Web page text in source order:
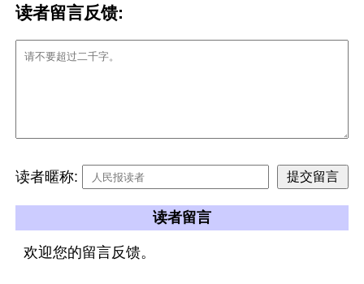
读者留言反馈:
读者暱称:
读者留言
欢迎您的留言反馈。